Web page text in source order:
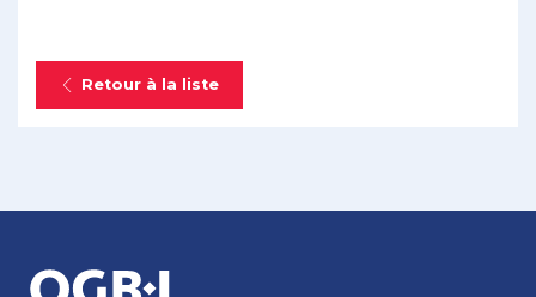
Retour à la liste